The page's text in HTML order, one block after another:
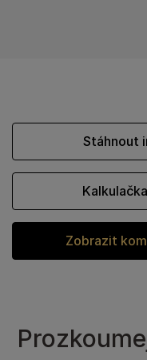
Zobrazit
Stáhnout